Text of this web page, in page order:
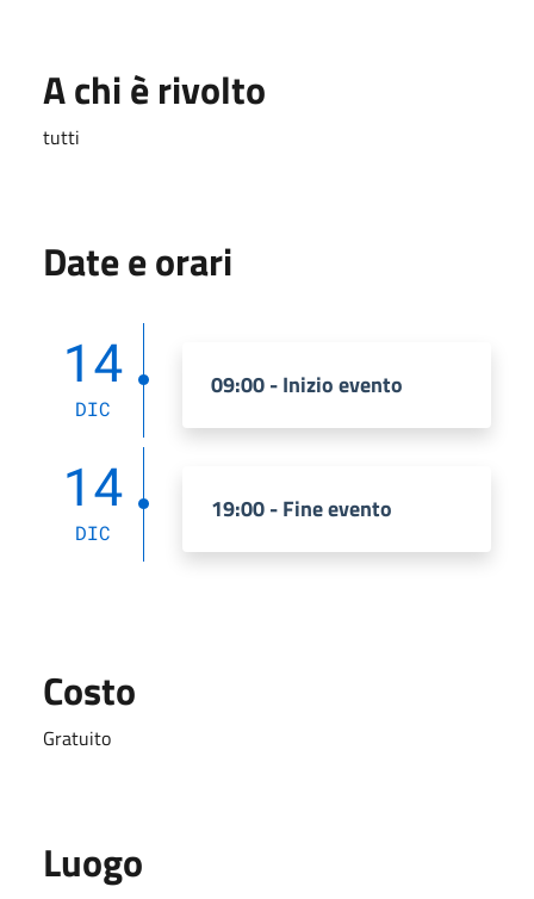
A chi è rivolto
tutti
Date e orari
14
DIC
09:00 - Inizio evento
14
DIC
19:00 - Fine evento
Costo
Gratuito
Luogo